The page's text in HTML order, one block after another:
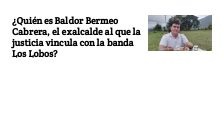
¿Quién es Baldor Bermeo
Cabrera, el exalcalde al que la
justicia vincula con la banda
Los Lobos?